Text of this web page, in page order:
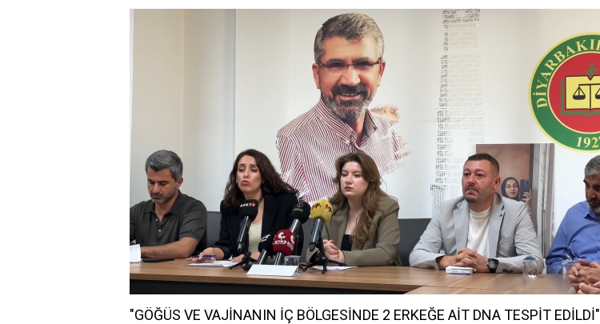
"GÖĞÜS VE VAJİNANIN İÇ BÖLGESİNDE 2 ERKEĞE AİT DNA TESPİT EDİLDİ"